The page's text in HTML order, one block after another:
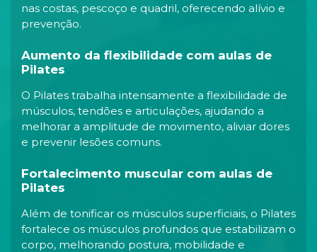
nas costas, pescoço e quadril, oferecendo alívio e
prevenção.
Aumento da flexibilidade com aulas de
Pilates
O Pilates trabalha intensamente a flexibilidade de
músculos, tendões e articulações, ajudando a
melhorar a amplitude de movimento, aliviar dores
e prevenir lesões comuns.
Fortalecimento muscular com aulas de
Pilates
Além de tonificar os músculos superficiais, o Pilates
fortalece os músculos profundos que estabilizam o
corpo, melhorando postura, mobilidade e